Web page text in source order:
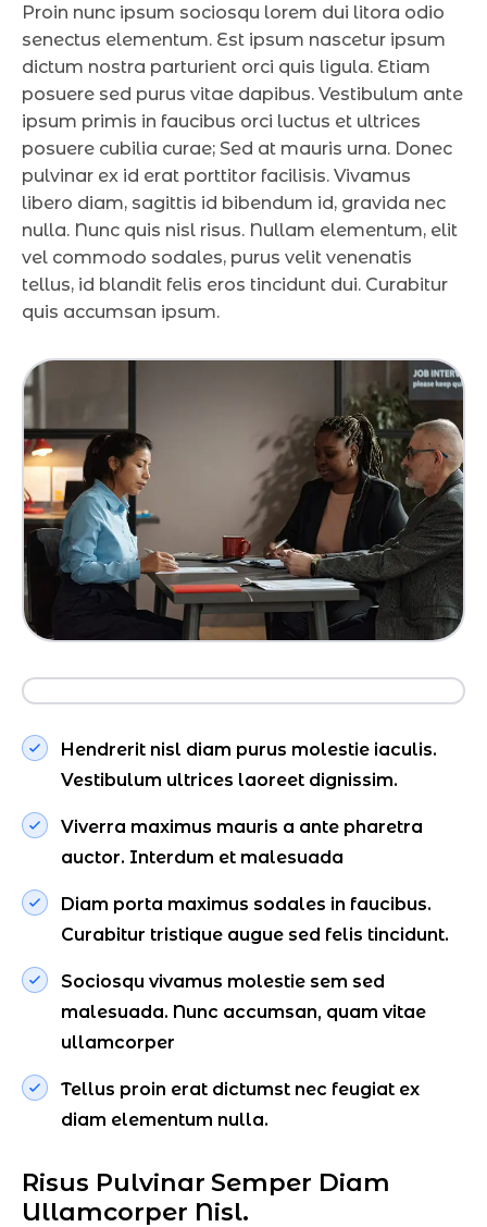
Proin nunc ipsum sociosqu lorem dui litora odio
senectus elementum. Est ipsum nascetur ipsum
dictum nostra parturient orci quis ligula. Etiam
posuere sed purus vitae dapibus. Vestibulum ante
ipsum primis in faucibus orci luctus et ultrices
posuere cubilia curae; Sed at mauris urna. Donec
pulvinar ex id erat porttitor facilisis. Vivamus
libero diam, sagittis id bibendum id, gravida nec
nulla. Nunc quis nisl risus. Nullam elementum, elit
vel commodo sodales, purus velit venenatis
tellus, id blandit felis eros tincidunt dui. Curabitur
quis accumsan ipsum.
Hendrerit nisl diam purus molestie iaculis.
Vestibulum ultrices laoreet dignissim.
Viverra maximus mauris a ante pharetra
auctor. Interdum et malesuada
Diam porta maximus sodales in faucibus.
Curabitur tristique augue sed felis tincidunt.
Sociosqu vivamus molestie sem sed
malesuada. Nunc accumsan, quam vitae
ullamcorper
Tellus proin erat dictumst nec feugiat ex
diam elementum nulla.
Risus Pulvinar Semper Diam
Ullamcorper Nisl.